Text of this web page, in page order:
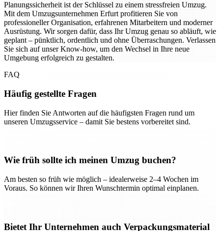
Planungssicherheit ist der Schlüssel zu einem stressfreien Umzug.
Mit dem Umzugsunternehmen Erfurt profitieren Sie von
professioneller Organisation, erfahrenen Mitarbeitern und moderner
Ausrüstung. Wir sorgen dafür, dass Ihr Umzug genau so abläuft, wie
geplant – pünktlich, ordentlich und ohne Überraschungen. Verlassen
Sie sich auf unser Know-how, um den Wechsel in Ihre neue
Umgebung erfolgreich zu gestalten.
FAQ
Häufig gestellte Fragen
Hier finden Sie Antworten auf die häufigsten Fragen rund um
unseren Umzugsservice – damit Sie bestens vorbereitet sind.
Wie früh sollte ich meinen Umzug buchen?
Am besten so früh wie möglich – idealerweise 2–4 Wochen im
Voraus. So können wir Ihren Wunschtermin optimal einplanen.
Bietet Ihr Unternehmen auch Verpackungsmaterial